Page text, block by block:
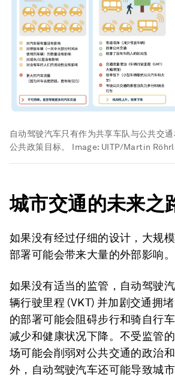
自动驾驶汽车只有作为共享车队与公共交
公共政策目标。
Image: UITP/Martin
城市交通的未来之
如果没有经过仔细的设计，大规
部署可能会带来大量的外部影响。
如果没有适当的监管，自动驾驶
辆行驶里程 (VKT) 并加剧交通拥
的部署可能会阻碍步行和骑自行
减少和健康状况下降。不受监管
场可能会削弱对公共交通的政治
外，自动驾驶汽车还可能导致城